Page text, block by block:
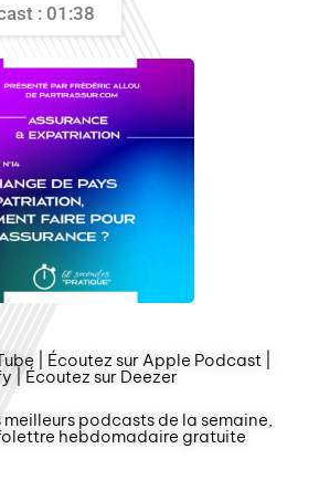
: 01:38
| Écoutez sur Apple Podcast |
| Écoutez sur Deezer
meilleurs podcasts de la semaine,
hebdomadaire gratuite